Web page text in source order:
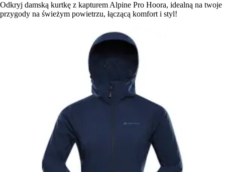
Odkryj damską kurtkę z kapturem Alpine Pro Hoora, idealną na twoje
przygody na świeżym powietrzu, łączącą komfort i styl!